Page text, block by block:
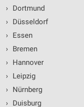
›
Dortmund
›
Düsseldorf
›
Essen
›
Bremen
›
Hannover
›
Leipzig
›
Nürnberg
›
Duisburg